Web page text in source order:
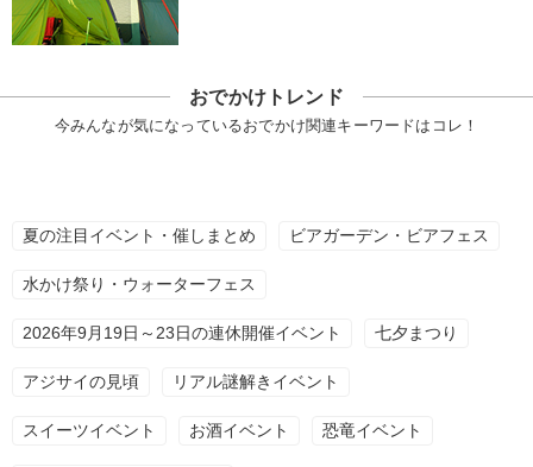
おでかけトレンド
今みんなが気になっているおでかけ関連キーワードはコレ！
夏の注目イベント・催しまとめ ビアガーデン・ビアフェス
水かけ祭り・ウォーターフェス
2026年9月19日～23日の連休開催イベント 七夕まつり
アジサイの見頃 リアル謎解きイベント
スイーツイベント お酒イベント 恐竜イベント